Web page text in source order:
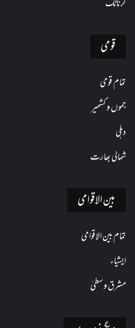
قومی
تمام قومی
جموں و کشمیر
دہلی
شمالی بھارت
بین الاقوامی
تمام بین الاقوامی
ایشیاء
مشرق وسطیٰ